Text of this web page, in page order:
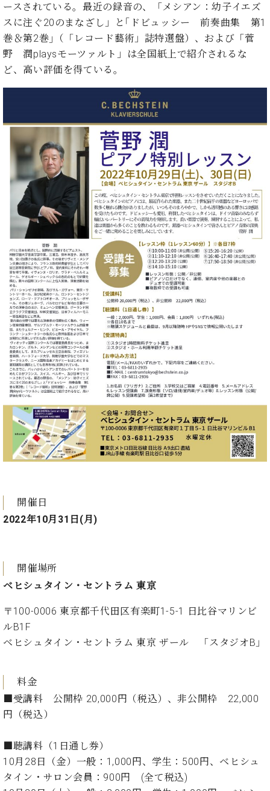
サ
ー
ス
(
調
律
)
ア
タ
ー
サ
ー
ビ
(調
律)
調
律
師
紹
介
調
律
料
金
表
お
問
い
合
わ
せ
楽の小道）
ースされている。最近の録音の、「メシアン：幼子イエズ
スに注ぐ20のまなざし」と｢ドビュッシー 前奏曲集 第1
巻＆第2巻｣（「レコード藝術」誌特選盤）、および「菅
野 潤playsモーツァルト」は全国紙上で紹介されるな
ど、高い評価を得ている。
開催日
2022年10月31日(月)
開催場所
ベヒシュタイン・セントラム 東京
〒100-0006 東京都千代田区有楽町1-5-1 日比谷マリンビ
ルB1F
ベヒシュタイン・セントラム 東京 ザール 「スタジオB」
料金
■受講料 公開枠 20,000円（税込）、非公開枠 22,000
円（税込）
■聴講料（1日通し券）
10月28日（金）一般：1,000円、学生：500円、ベヒシュ
タイン・サロン会員：900円 (全て税込)